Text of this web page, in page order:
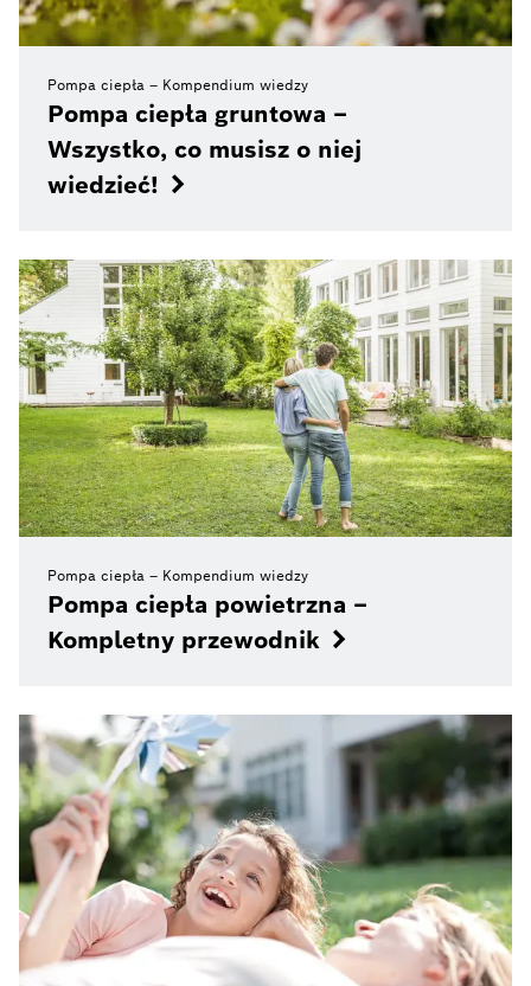
Pompa ciepła – Kompendium wiedzy
Pompa ciepła gruntowa –
Wszystko, co musisz o niej
wiedzieć!
Pompa ciepła – Kompendium wiedzy
Pompa ciepła powietrzna –
Kompletny przewodnik